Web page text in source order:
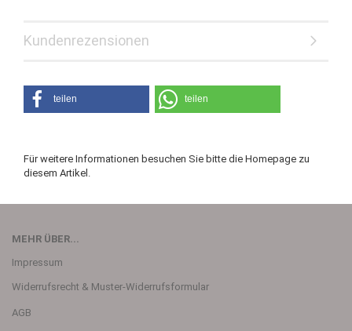
Kundenrezensionen
teilen teilen
Für weitere Informationen besuchen Sie bitte die Homepage zu
diesem Artikel.
MEHR ÜBER...
Impressum
Widerrufsrecht & Muster-Widerrufsformular
AGB